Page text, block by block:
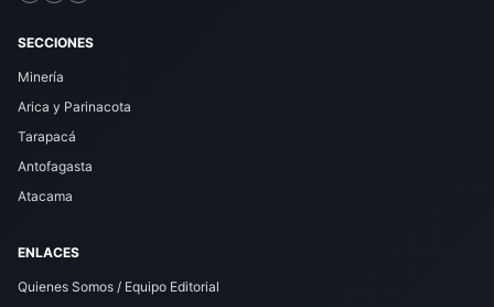
SECCIONES
Minería
Arica y Parinacota
Tarapacá
Antofagasta
Atacama
ENLACES
Quienes Somos / Equipo Editorial